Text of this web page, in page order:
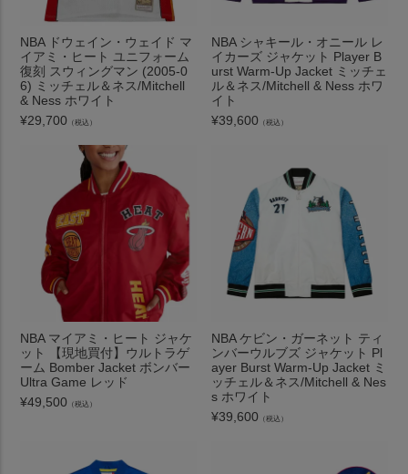
NBA ドウェイン・ウェイド マ
イアミ・ヒート ユニフォーム
復刻 スウィングマン (2005-0
6) ミッチェル＆ネス/Mitchell
& Ness ホワイト
¥29,700 （税込）
NBA シャキール・オニール レ
イカーズ ジャケット Player B
urst Warm-Up Jacket ミッチェ
ル＆ネス/Mitchell & Ness ホワ
イト
¥39,600 （税込）
NBA マイアミ・ヒート ジャケ
ット 【現地買付】ウルトラゲ
ーム Bomber Jacket ボンバー
Ultra Game レッド
¥49,500 （税込）
NBA ケビン・ガーネット ティ
ンバーウルブズ ジャケット Pl
ayer Burst Warm-Up Jacket ミ
ッチェル＆ネス/Mitchell & Nes
s ホワイト
¥39,600 （税込）